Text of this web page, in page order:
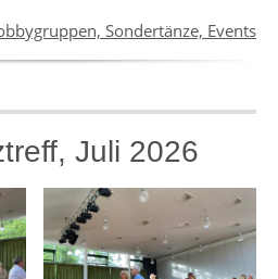
Sondertänze, Events
Juli 2026